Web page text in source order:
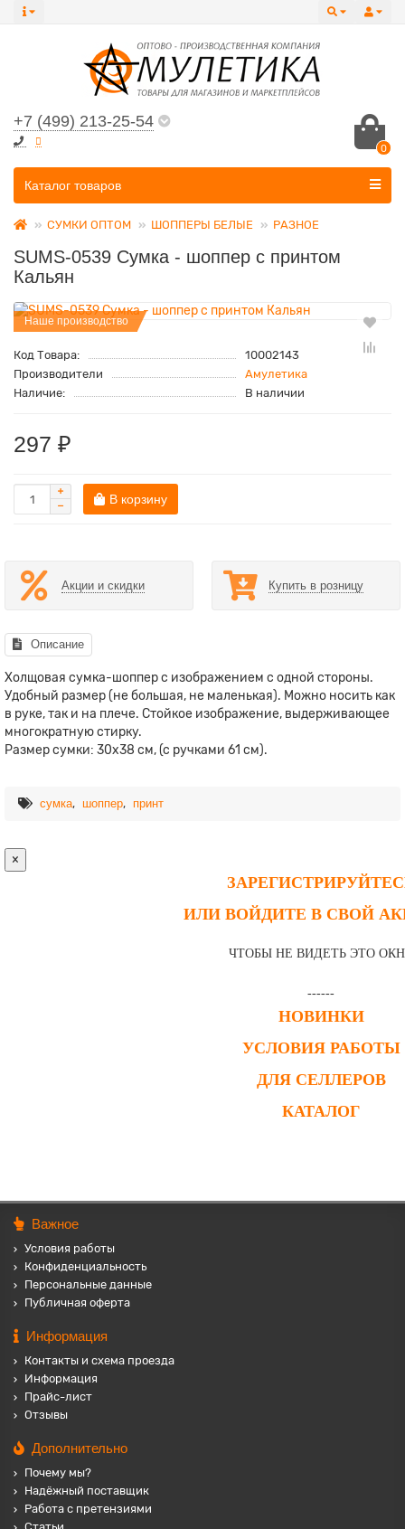
+7 (499) 213-25-54
0
Все категории
Каталог товаров
СУМКИ ОПТОМ ШОППЕРЫ БЕЛЫЕ РАЗНОЕ
SUMS-0539 Сумка - шоппер с принтом
Кальян
Наше производство
Код Товара:
10002143
Производители
Амулетика
Наличие:
В наличии
297 ₽
В корзину
Акции и скидки Купить в розницу
Описание
Холщовая сумка-шоппер с изображением с одной стороны.
Удобный размер (не большая, не маленькая). Можно носить как
в руке, так и на плече. Стойкое изображение, выдерживающее
многократную стирку.
Размер сумки: 30х38 см, (с ручками 61 см).
сумка, шоппер, принт
×
ИЛИ ВОЙДИТЕ В СВОЙ
ЧТОБЫ НЕ ВИДЕТЬ ЭТО
------
НОВИНКИ
УСЛОВИЯ РАБОТЫ
ДЛЯ СЕЛЛЕРОВ
КАТАЛОГ
Важное
Условия работы
Конфиденциальность
Персональные данные
Публичная оферта
Информация
Контакты и схема проезда
Информация
Прайс-лист
Отзывы
Дополнительно
Почему мы?
Надёжный поставщик
Работа с претензиями